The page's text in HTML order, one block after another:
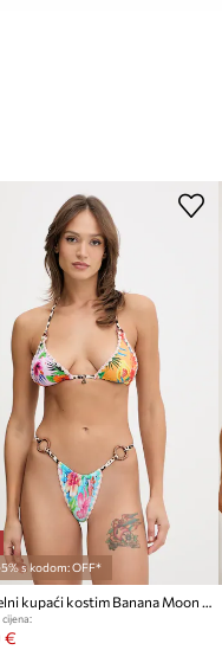
s kodom: OFF*
Dvodijelni kupaći kostim Banana Moon Luhani
€